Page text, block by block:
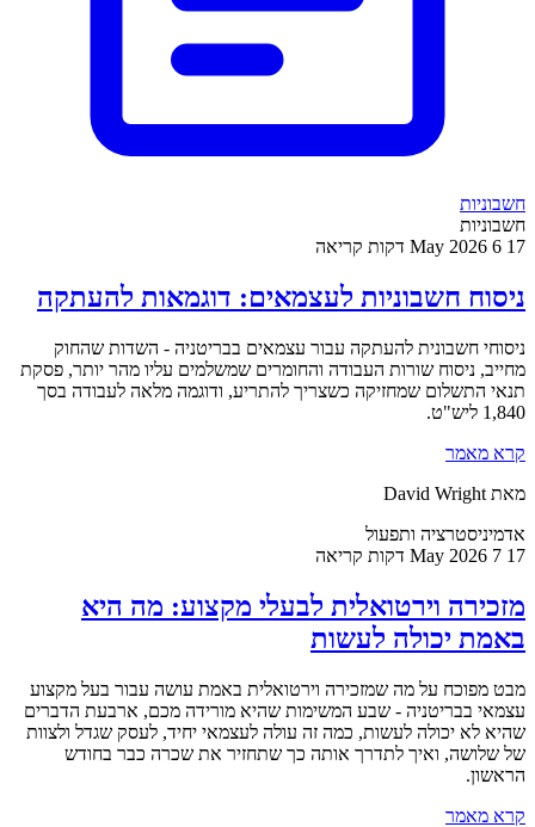
חשבוניות
חשבוניות
17 May 2026 6 דקות קריאה
ניסוח חשבוניות לעצמאים: דוגמאות להעתקה
ניסוחי חשבונית להעתקה עבור עצמאים בבריטניה - השדות שהחוק
מחייב, ניסוח שורות העבודה והחומרים שמשלמים עליו מהר יותר, פסקת
תנאי התשלום שמחזיקה כשצריך להתריע, ודוגמה מלאה לעבודה בסך
1,840 ליש"ט.
קרא מאמר
מאת David Wright
אדמיניסטרציה ותפעול
17 May 2026 7 דקות קריאה
מזכירה וירטואלית לבעלי מקצוע: מה היא
באמת יכולה לעשות
מבט מפוכח על מה שמזכירה וירטואלית באמת עושה עבור בעל מקצוע
עצמאי בבריטניה - שבע המשימות שהיא מורידה מכם, ארבעת הדברים
שהיא לא יכולה לעשות, כמה זה עולה לעצמאי יחיד, לעסק שגדל ולצוות
של שלושה, ואיך לתדרך אותה כך שתחזיר את שכרה כבר בחודש
הראשון.
קרא מאמר